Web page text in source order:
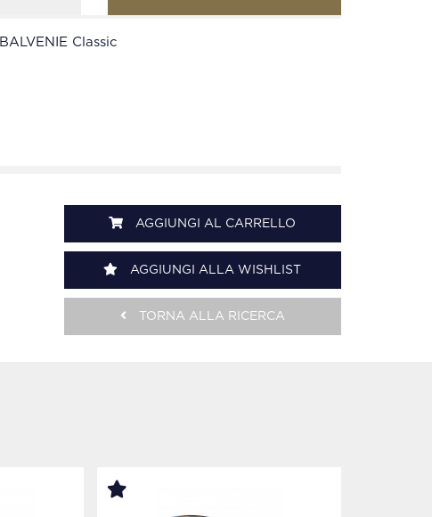
BALVENIE Classic
AGGIUNGI AL CARRELLO
AGGIUNGI ALLA WISHLIST
TORNA ALLA RICERCA